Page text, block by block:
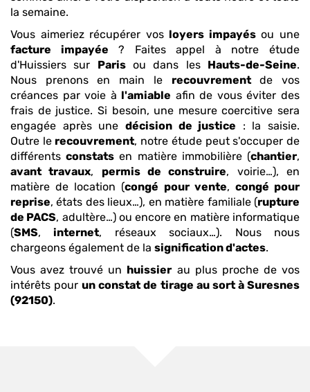
la semaine.
Vous aimeriez récupérer vos loyers impayésou une
facture impayée ? Faites appel à notre étude
d'Huissiers sur Parisou dans les Hauts-de-Seine.
Nous prenons en main le recouvrementde vos
créances par voie à l'amiable afin de vous éviter des
frais de justice. Si besoin, une mesure coercitive sera
engagée après une décision de justice : la saisie.
Outre le recouvrement, notre étude peut s'occuper de
différentsconstats en matière immobilière (chantier,
avant travaux, permis de construire, voirie…), en
matière de location (congé pour vente, congé pour
reprise, états des lieux…), en matière familiale (rupture
de PACS, adultère…) ou encore en matière informatique
(SMS, internet, réseaux sociaux…). Nous nous
chargeons également de la signification d'actes.
Vous avez trouvé un huissier au plus proche de vos
intérêts pourun constat de tirage au sort à Suresnes
(92150).